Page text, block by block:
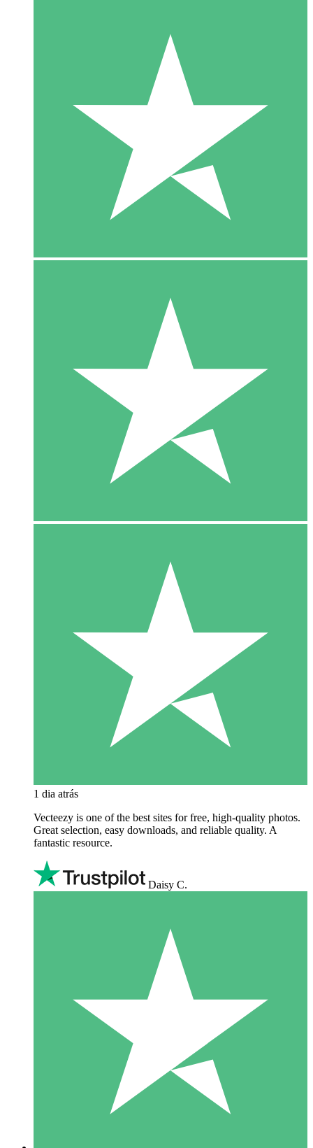
1 dia atrás
Vecteezy is one of the best sites for free, high‑quality photos.
Great selection, easy downloads, and reliable quality. A
fantastic resource.
Daisy C.